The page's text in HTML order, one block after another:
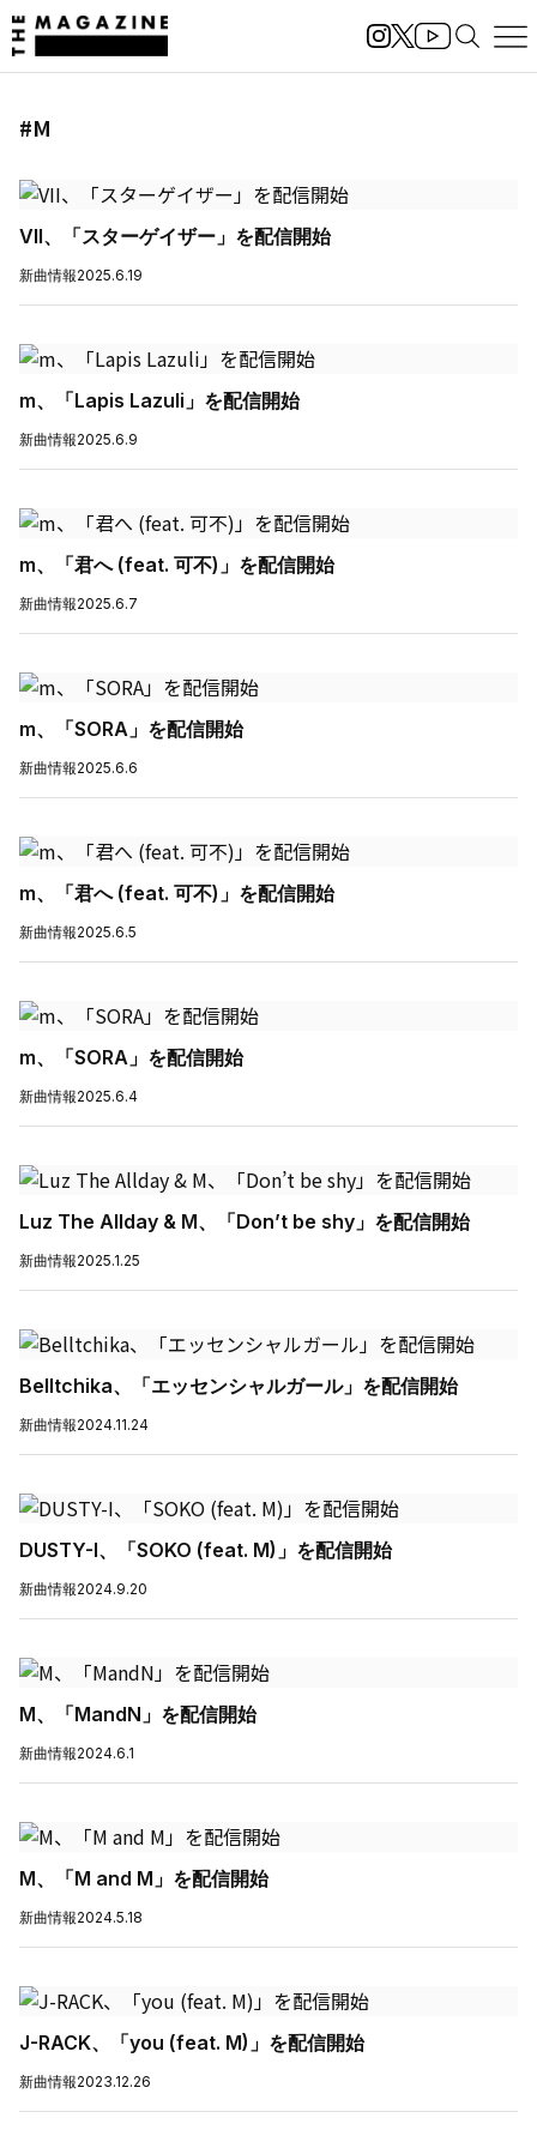
#M
VII、「スターゲイザー」を配信開始
新曲情報2025.6.19
m、「Lapis Lazuli」を配信開始
新曲情報2025.6.9
m、「君へ (feat. 可不)」を配信開始
新曲情報2025.6.7
m、「SORA」を配信開始
新曲情報2025.6.6
m、「君へ (feat. 可不)」を配信開始
新曲情報2025.6.5
m、「SORA」を配信開始
新曲情報2025.6.4
Luz The Allday & M、「Don’t be shy」を配信開始
新曲情報2025.1.25
Belltchika、「エッセンシャルガール」を配信開始
新曲情報2024.11.24
DUSTY-I、「SOKO (feat. M)」を配信開始
新曲情報2024.9.20
M、「MandN」を配信開始
新曲情報2024.6.1
M、「M and M」を配信開始
新曲情報2024.5.18
J-RACK、「you (feat. M)」を配信開始
新曲情報2023.12.26